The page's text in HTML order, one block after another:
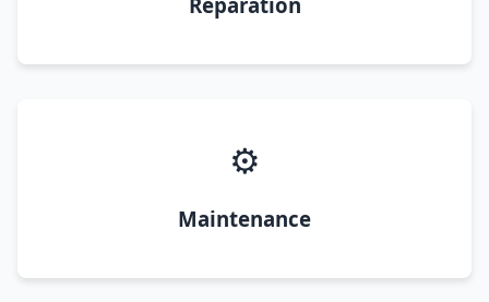
⚙️
Maintenance